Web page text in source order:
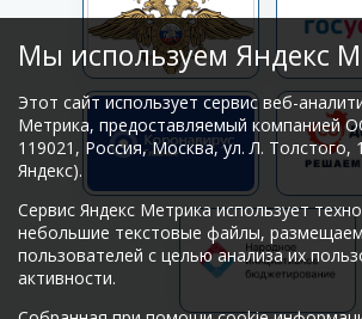
Мы используем Яндекс
Этот сайт использует сервис веб-
Метрика, предоставляемый компанией
119021, Россия, Москва, ул. Л. Толстого,
Яндекс).
Сервис Яндекс Метрика использует
небольшие текстовые файлы,
пользователей с целью анализа их
активности.